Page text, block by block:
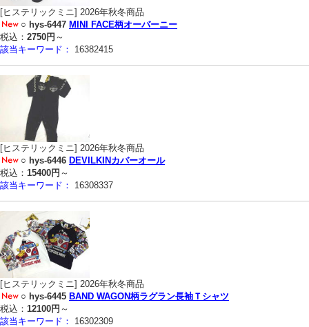
[ヒステリックミニ] 2026年秋冬商品
○ hys-6447 MINI FACE柄オーバーニー
税込： 2750円 ～
該当キーワード：
16382415
[ヒステリックミニ] 2026年秋冬商品
○ hys-6446 DEVILKINカバーオール
税込： 15400円 ～
該当キーワード：
16308337
[ヒステリックミニ] 2026年秋冬商品
○ hys-6445 BAND WAGON柄ラグラン長袖Ｔシャツ
税込： 12100円 ～
該当キーワード：
16302309